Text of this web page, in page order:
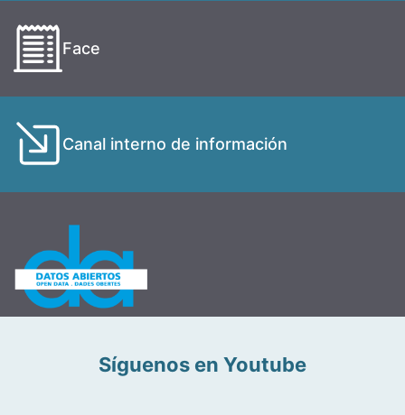
Face
Canal interno de información
Síguenos en Youtube